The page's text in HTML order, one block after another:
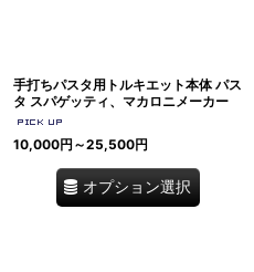
手打ちパスタ用トルキエット本体 パス
タ スパゲッティ、マカロニメーカー
10,000円 ～25,500円
オプション選択